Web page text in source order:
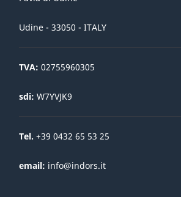
Udine - 33050 - ITALY
TVA: 02755960305
sdi: W7YVJK9
Tel. +39 0432 65 53 25
email: info@indors.it